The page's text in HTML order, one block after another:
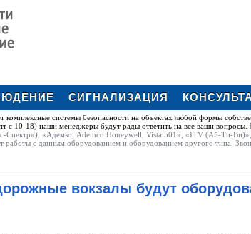
СИГНАЛИЗАЦИЯ
системы безопасности на объектах любой формы
10-18) наши менеджеры будут рады ответить на все ваши вопросы.
Спектр»), «Адемко, Ademco Honeywell, Vista 501», «ITV (Ай-Ти-
с данным оборудованием и оборудованием другого типа.
вокзалы будут